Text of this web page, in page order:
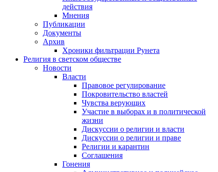
действия
Мнения
Публикации
Документы
Архив
Хроники фильтрации Рунета
Религия в светском обществе
Новости
Власти
Правовое регулирование
Покровительство властей
Чувства верующих
Участие в выборах и в политической
жизни
Дискуссии о религии и власти
Дискуссии о религии и праве
Религии и карантин
Соглашения
Гонения